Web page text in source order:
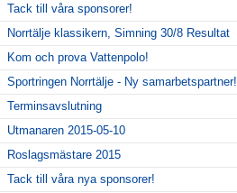
Tack till våra sponsorer!
Norrtälje klassikern, Simning 30/8 Resultat
Kom och prova Vattenpolo!
Sportringen Norrtälje - Ny samarbetspartner!
Terminsavslutning
Utmanaren 2015-05-10
Roslagsmästare 2015
Tack till våra nya sponsorer!